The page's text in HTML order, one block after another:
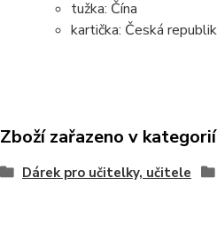
tužka: Čína
kartička: Česká
Zboží zařazeno v
Dárek pro učitelky, učitele